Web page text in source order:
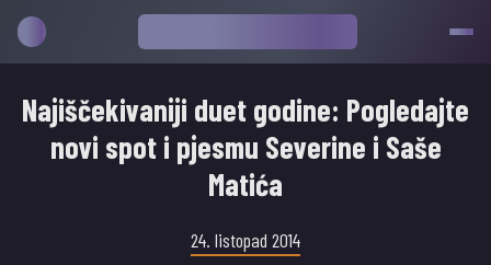
Najiščekivaniji duet godine: Pogledajte
novi spot i pjesmu Severine i Saše
Matića
24. listopad 2014